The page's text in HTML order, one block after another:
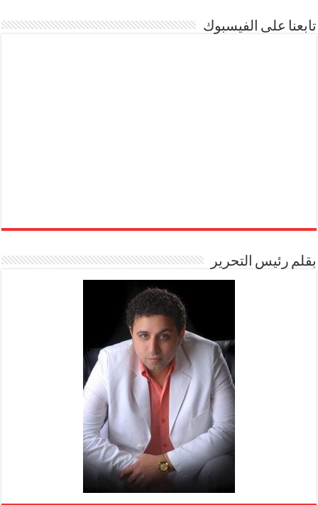
تابعنا على الفيسبوك
بقلم رئيس التحرير